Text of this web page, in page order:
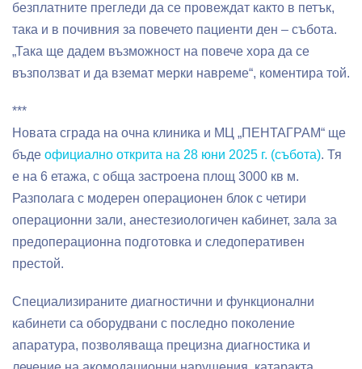
безплатните прегледи да се провеждат както в петък,
така и в почивния за повечето пациенти ден – събота.
„Така ще дадем възможност на повече хора да се
възползват и да вземат мерки навреме“, коментира той.
***
Новата сграда на очна клиника и МЦ „ПЕНТАГРАМ“ ще
бъде официално открита на 28 юни 2025 г. (събота). Тя
е на 6 етажа, с обща застроена площ 3000 кв м.
Разполага с модерен операционен блок с четири
операционни зали, анестезиологичен кабинет, зала за
предоперационна подготовка и следоперативен
престой.
Специализираните диагностични и функционални
кабинети са оборудвани с последно поколение
апаратура, позволяваща прецизна диагностика и